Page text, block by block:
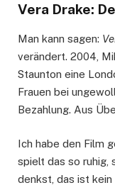
Vera Drake:
Man kann sagen:
verändert. 2004,
Staunton eine
Frauen bei
Bezahlung. Aus
Ich habe den Film
spielt das so ruhig,
denkst, das ist